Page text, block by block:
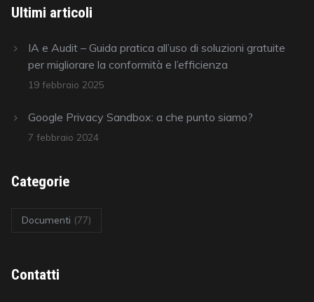
Ultimi articoli
IA e Audit – Guida pratica all’uso di soluzioni gratuite
per migliorare la conformità e l’efficienza
19 febbraio 2025
Google Privacy Sandbox: a che punto siamo?
7 febbraio 2024
Categorie
Documenti (77)
Contatti